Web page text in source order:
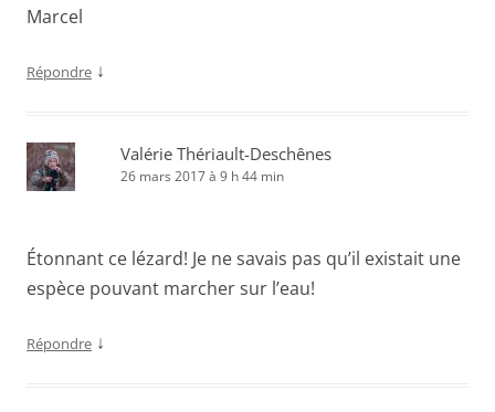
Marcel
Répondre ↓
Valérie Thériault-Deschênes
26 mars 2017 à 9 h 44 min
Étonnant ce lézard! Je ne savais pas qu’il existait une
espèce pouvant marcher sur l’eau!
Répondre ↓